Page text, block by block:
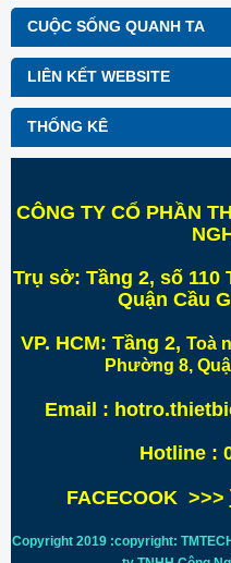
CUỘC SỐNG QUANH TA
LIÊN KẾT WEBSITE
THỐNG KÊ
CÔNG TY CỔ PHẦN
Trụ sở: Tầng 2, số 110
Quận Cầu
VP. HCM: Tầng 2, Toà
Phường 8,
Email :
Hotline :
FACECOOK >>>
Copyright 2019 :copyright: